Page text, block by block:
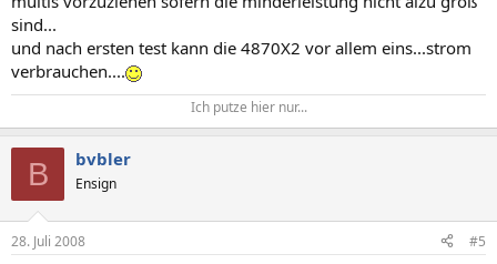
sind...
und nach ersten test kann die 4870X2 vor allem eins...strom
verbrauchen....
Ich putze hier nur...​
B bvbler
Ensign
28. Juli 2008 #5